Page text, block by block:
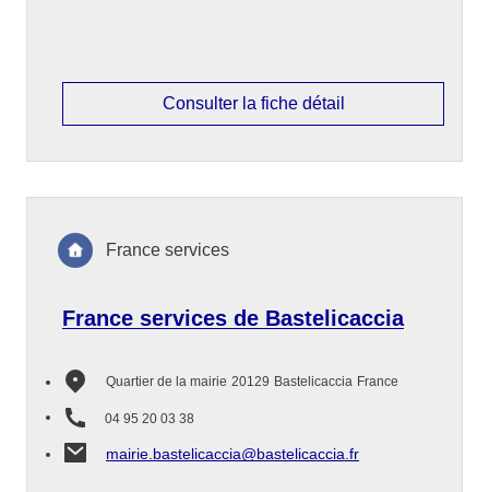
Consulter la fiche détail
France services de Bastelicaccia
Quartier de la mairie 20129 Bastelicaccia France
04 95 20 03 38
mairie.bastelicaccia@bastelicaccia.fr
France services